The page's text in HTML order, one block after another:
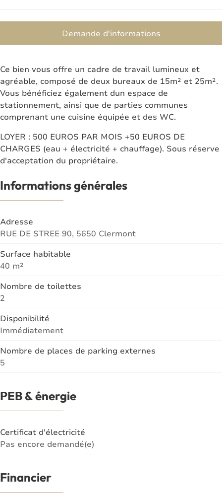
Demande d'informations
Ce bien vous offre un cadre de travail lumineux et
agréable, composé de deux bureaux de 15m² et 25m².
Vous bénéficiez également dun espace de
stationnement, ainsi que de parties communes
comprenant une cuisine équipée et des WC.
LOYER : 500 EUROS PAR MOIS +50 EUROS DE
CHARGES (eau + électricité + chauffage). Sous réserve
d'acceptation du propriétaire.
Informations générales
Adresse
RUE DE STREE 90, 5650 Clermont
Surface habitable
40 m²
Nombre de toilettes
2
Disponibilité
Immédiatement
Nombre de places de parking externes
5
PEB & énergie
Certificat d'électricité
Pas encore demandé(e)
Financier